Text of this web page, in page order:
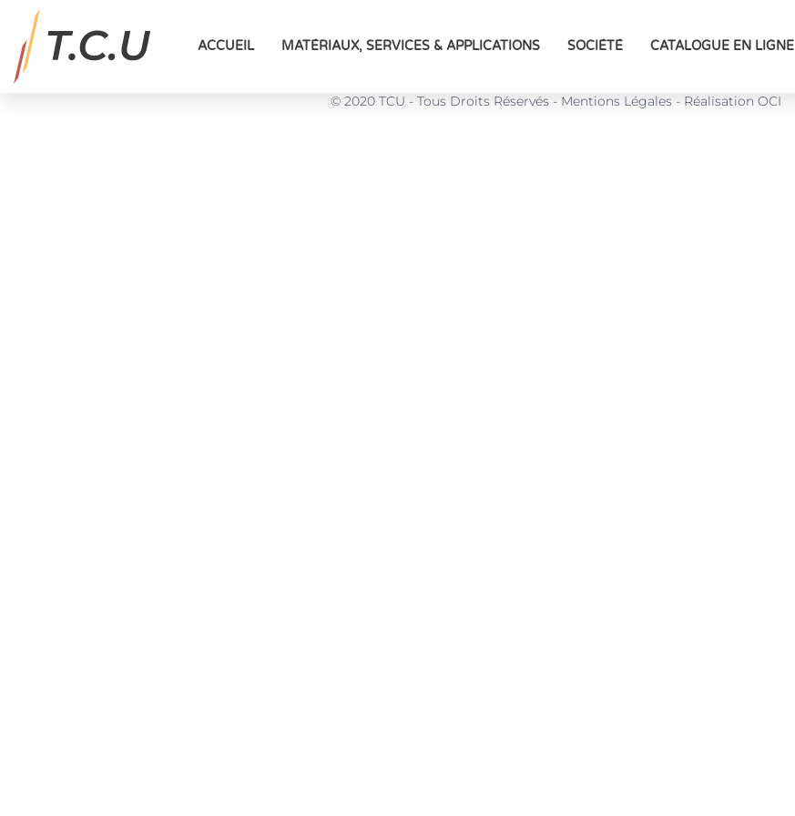
ACCUEIL MATÉRIAUX, SERVICES & APPLICATIONS SOCIÉTÉ CATALOGUE EN LIGNE
ENROBES Malaxeur WIBAU 2100Kg
© 2020 TCU - Tous Droits Réservés - Mentions Légales - Réalisation OCI